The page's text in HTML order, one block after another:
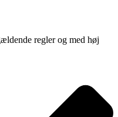
regler og med høj